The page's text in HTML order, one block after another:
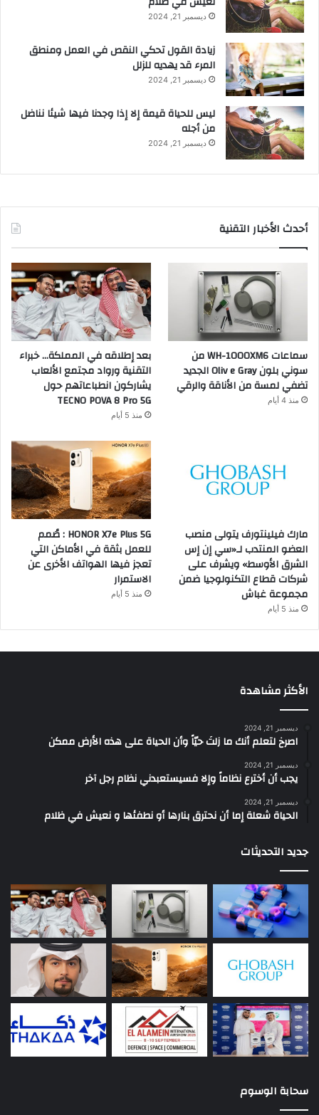
ديسمبر 21, 2024
زيادة القول تحكي النقص في العمل ومنطق
المرء قد يهديه للزلل
ديسمبر 21, 2024
ليس للحياة قيمة إلا إذا وجدنا فيها شيئا نناضل
من أجله
ديسمبر 21, 2024
أحدث الأخبار التقنية
سماعات WH-1000XM6 من
سوني بلون Oliv e Gray الجديد
تضفي لمسة من الأناقة والرقي
منذ 4 أيام
بعد إطلاقه في المملكة… خبراء
التقنية ورواد مجتمع الألعاب
يشاركون انطباعاتهم حول
TECNO POVA 8 Pro 5G
منذ 5 أيام
مارك فيلينتورف يتولى منصب
العضو المنتدب لـ«سي إن إس
الشرق الأوسط» ويشرف على
شركات قطاع التكنولوجيا ضمن
مجموعة غباش
منذ 5 أيام
HONOR X7e Plus 5G : صُمم
للعمل بثقة في الأماكن التي
تعجز فيها الهواتف الأخرى عن
الاستمرار
منذ 5 أيام
الأكثر مشاهدة
ديسمبر 21, 2024
‫اصرخ لتعلم أنك ما زلتَ حيّاً وأن الحياة على هذه الأرض ممكن
ديسمبر 21, 2024
يجب أن أخترع نظاماً وإلا فسيستعبدني نظام رجل آخر
ديسمبر 21, 2024
الحياة شعلة إما أن نحترق بنارها أو نطفئها و نعيش في ظلام
جديد التحديثات
سحابة الوسوم